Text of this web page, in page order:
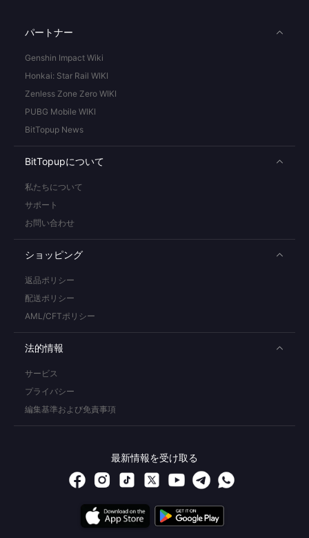
パートナー
Genshin Impact Wiki
Honkai: Star Rail WIKI
Zenless Zone Zero WIKI
PUBG Mobile WIKI
BitTopup News
BitTopupについて
私たちについて
サポート
お問い合わせ
ショッピング
返品ポリシー
配送ポリシー
AML/CFTポリシー
法的情報
サービス
プライバシー
編集基準および免責事項
最新情報を受け取る